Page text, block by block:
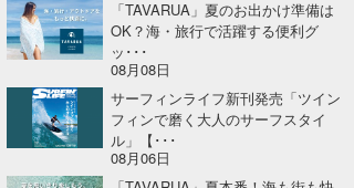
「TAVARUA」夏のお出かけ準備は
OK？海・旅行で活躍する便利グ
ッ･･･
08月08日
サーフィンライフ新刊発売「ツイン
フィンで磨く大人のサーフスタイ
ル」【･･･
08月06日